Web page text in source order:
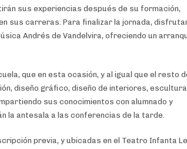
sus experiencias después de su formación,
sus carreras. Para finalizar la jornada,
Andrés de Vandelvira, ofreciendo un
que en esta ocasión, y al igual que el resto
diseño gráfico, diseño de interiores,
sus conocimientos con alumnado y
la antesala a las conferencias de la tarde.
previa, y ubicadas en el Teatro Infanta